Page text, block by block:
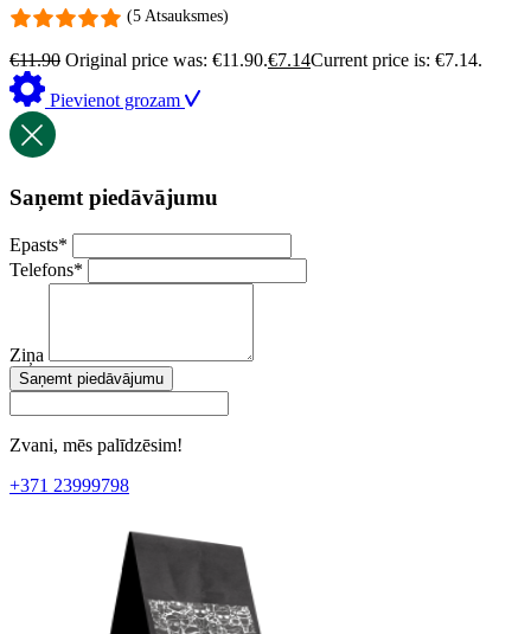
(5 Atsauksmes)
€11.90 Original price was: €11.90.€7.14Current price is: €7.14.
Pievienot grozam
Saņemt piedāvājumu
Epasts*
Telefons*
Ziņa
Saņemt piedāvājumu
Zvani, mēs palīdzēsim!
+371 23999798